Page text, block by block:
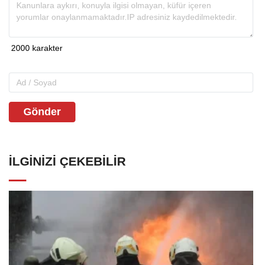
Gönder
İLGINIZI ÇEKEBILIR